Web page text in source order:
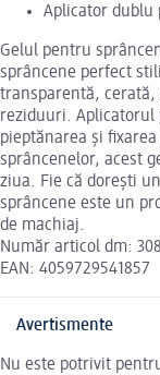
Aplicator dublu
Gelul pentru
sprâncene perfect
transparentă, cerată,
reziduuri. Aplicatorul
pieptănarea și
sprâncenelor, acest
ziua. Fie că dorești
sprâncene este un
de machiaj.
Număr articol dm:
EAN: 4059729541857
Avertismente
Nu este potrivit